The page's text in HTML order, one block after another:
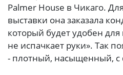
Palmer House в Чикаго.
выставки она заказала
который будет удобен
не испачкает руки». Так
- плотный, насыщенный, с